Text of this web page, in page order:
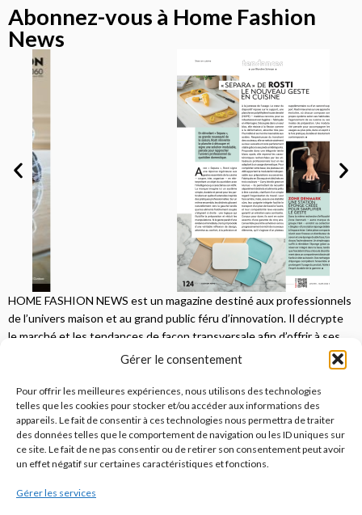
Gérer le consentement
Pour offrir les meilleures expériences, nous utilisons des technologies
telles que les cookies pour stocker et/ou accéder aux informations des
appareils. Le fait de consentir à ces technologies nous permettra de traiter
des données telles que le comportement de navigation ou les ID uniques sur
ce site. Le fait de ne pas consentir ou de retirer son consentement peut avoir
un effet négatif sur certaines caractéristiques et fonctions.
Gérer les services
Abonnez-vous à Home Fashion
News
HOME FASHION NEWS est un magazine destiné aux professionnels
de l’univers maison et au grand public féru d’innovation. Il décrypte
le marché et les tendances de façon transversale afin d’offrir à ses
lecteurs une vision complète.
JE M'ABONNE